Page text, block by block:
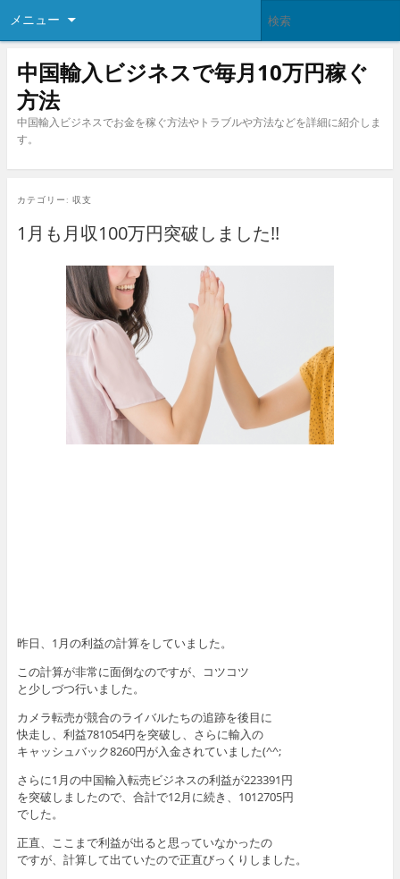
メニュー
中国輸入ビジネスで毎月10万円稼ぐ
方法
中国輸入ビジネスでお金を稼ぐ方法やトラブルや方法などを詳細に紹介しま
す。
カテゴリー: 収支
1月も月収100万円突破しました!!
昨日、1月の利益の計算をしていました。
この計算が非常に面倒なのですが、コツコツ
と少しづつ行いました。
カメラ転売が競合のライバルたちの追跡を後目に
快走し、利益781054円を突破し、さらに輸入の
キャッシュバック8260円が入金されていました(^^;
さらに1月の中国輸入転売ビジネスの利益が223391円
を突破しましたので、合計で12月に続き、1012705円
でした。
正直、ここまで利益が出ると思っていなかったの
ですが、計算して出ていたので正直びっくりしました。